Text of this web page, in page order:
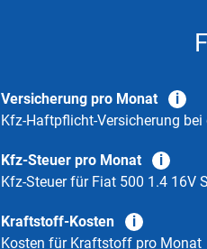
Versicherung pro Monat
Kfz-Haftpflicht-Versicherung bei
Kfz-Steuer pro Monat
Kfz-Steuer für Fiat 500 1.4 16V
Kraftstoff-Kosten
Kosten für Kraftstoff pro Monat